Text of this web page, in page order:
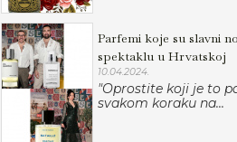
Parfemi koje su slavni
spektaklu u Hrvatskoj
10.04.2024.
"Oprostite koji je to
svakom koraku na...